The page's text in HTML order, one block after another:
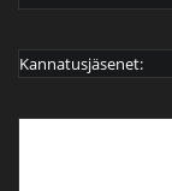
Kannatusjäsenet: